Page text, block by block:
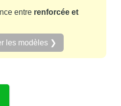
entre renforcée et
les modèles ❯